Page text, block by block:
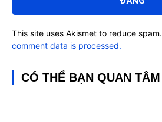
This site uses Akismet to reduce spam.
comment data is processed.
CÓ THỂ BẠN QUAN TÂM